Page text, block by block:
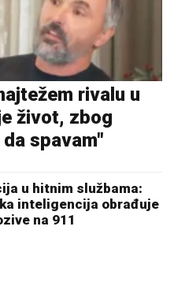
rivalu u
život, zbog
spavam"
u hitnim službama:
inteligencija obrađuje
na 911